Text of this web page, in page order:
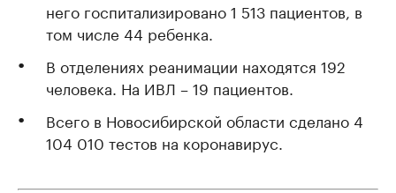
него госпитализировано 1 513 пациентов, в
том числе 44 ребенка.
В отделениях реанимации находятся 192
человека. На ИВЛ – 19 пациентов.
Всего в Новосибирской области сделано 4
104 010 тестов на коронавирус.